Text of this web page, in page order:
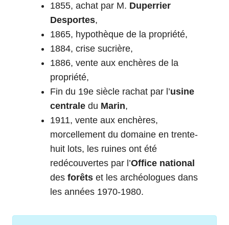
1855, achat par M. Duperrier
Desportes,
1865, hypothèque de la propriété,
1884, crise sucrière,
1886, vente aux enchères de la
propriété,
Fin du 19e siècle rachat par l’usine
centrale du Marin,
1911, vente aux enchères,
morcellement du domaine en trente-
huit lots, les ruines ont été
redécouvertes par l’Office national
des forêts et les archéologues dans
les années 1970-1980.